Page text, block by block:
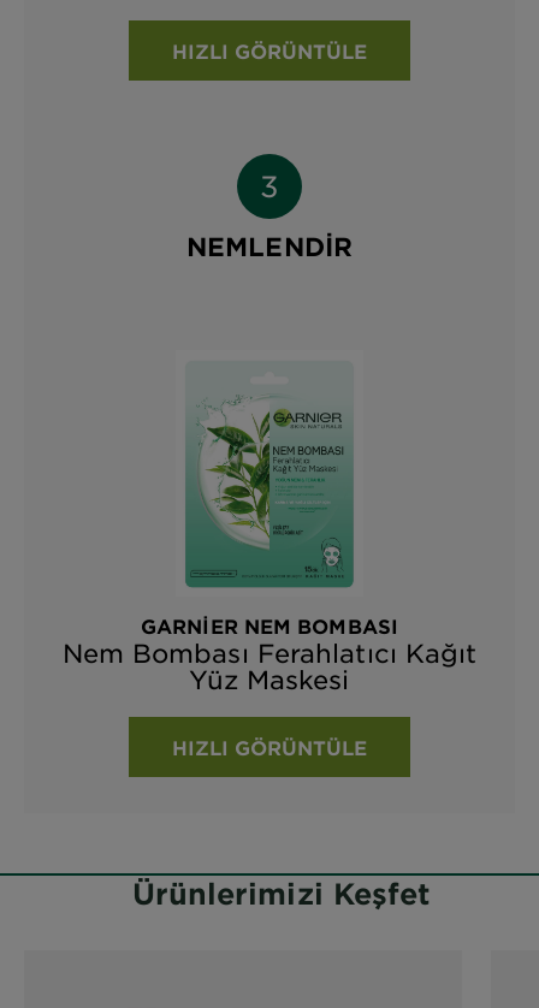
HIZLI GÖRÜNTÜLE
NEMLENDİR
GARNIER NEM BOMBASI
Nem Bombası Ferahlatıcı Kağıt
Yüz Maskesi
HIZLI GÖRÜNTÜLE
Ürünlerimizi Keşfet